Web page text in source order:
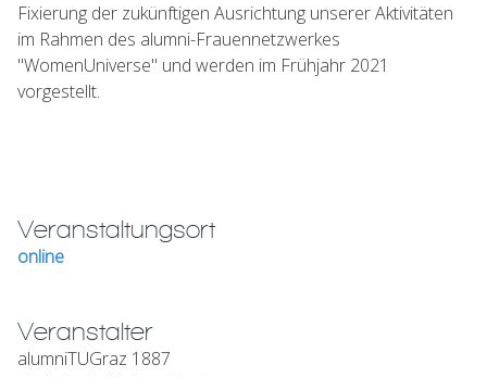
Fixierung der zukünftigen Ausrichtung unserer Aktivitäten
im Rahmen des alumni-Frauennetzwerkes
"WomenUniverse" und werden im Frühjahr 2021
vorgestellt.
Veranstaltungsort
online
Veranstalter
alumniTUGraz 1887